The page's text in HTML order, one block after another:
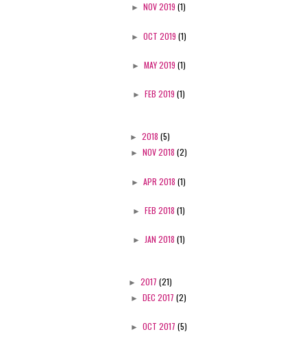
► NOV 2019 (1)
► OCT 2019 (1)
► MAY 2019 (1)
► FEB 2019 (1)
► 2018 (5)
► NOV 2018 (2)
► APR 2018 (1)
► FEB 2018 (1)
► JAN 2018 (1)
► 2017 (21)
► DEC 2017 (2)
► OCT 2017 (5)